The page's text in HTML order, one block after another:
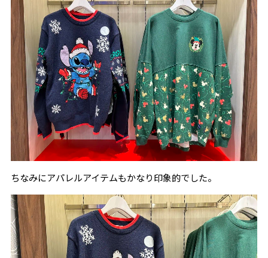
ちなみにアパレルアイテムもかなり印象的でした。